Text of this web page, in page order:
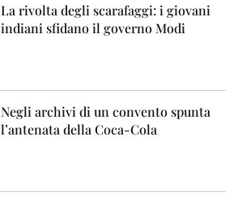
La rivolta degli scarafaggi: i giovani
indiani sfidano il governo Modi
Negli archivi di un convento spunta
l’antenata della Coca-Cola